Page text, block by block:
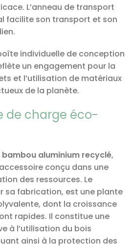
L’anneau de transport
facilite son transport et son
individuelle de conception
un engagement pour la
et l’utilisation de matériaux
de la planète.
de charge éco-
aluminium recyclé,
conçu dans une
des ressources. Le
sa fabrication, est une plante
dont la croissance
rapides. Il constitue une
à l’utilisation du bois
ainsi à la protection des